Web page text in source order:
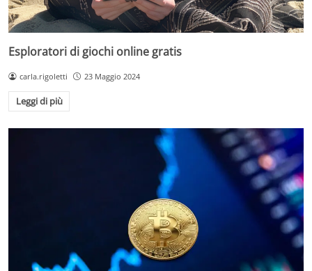
Esploratori di giochi online gratis
carla.rigoletti 23 Maggio 2024
Leggi di più